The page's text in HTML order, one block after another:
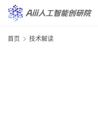
首页 技术解读